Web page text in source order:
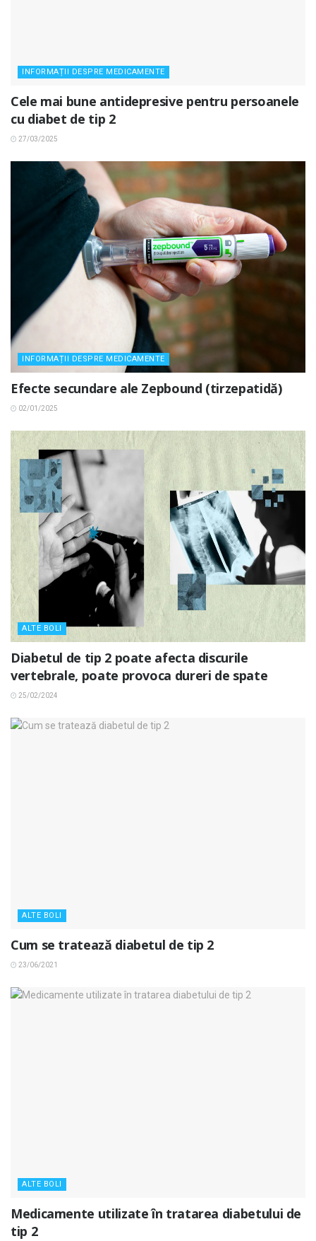
INFORMAȚII DESPRE MEDICAMENTE
Cele mai bune antidepresive pentru persoanele
cu diabet de tip 2
27/03/2025
INFORMAȚII DESPRE MEDICAMENTE
Efecte secundare ale Zepbound (tirzepatidă)
02/01/2025
ALTE BOLI
Diabetul de tip 2 poate afecta discurile
vertebrale, poate provoca dureri de spate
25/02/2024
ALTE BOLI
Cum se tratează diabetul de tip 2
23/06/2021
ALTE BOLI
Medicamente utilizate în tratarea diabetului de
tip 2